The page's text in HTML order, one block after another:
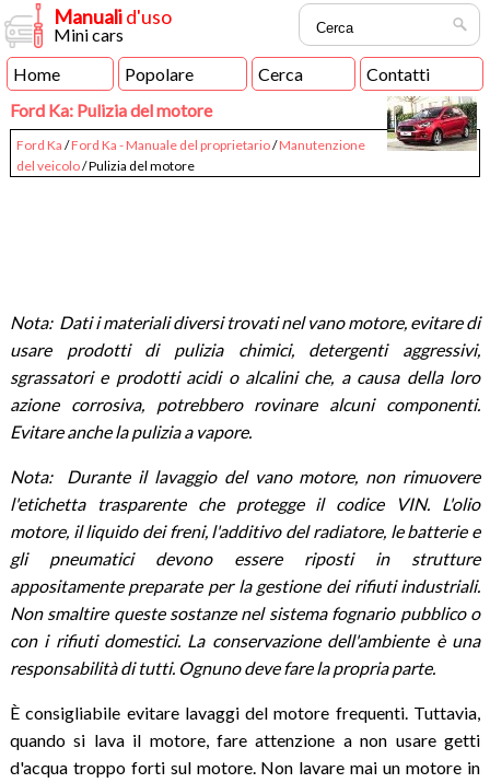
Manualid'uso
Mini cars
Home
Popolare Cerca
Contatti
Ford Ka: Pulizia del motore
Ford Ka /Ford Ka - Manuale del proprietario/Manutenzione
del veicolo/ Pulizia del motore
Nota: Dati i materiali diversi trovati nel vano motore, evitare di
usare prodotti di pulizia chimici, detergenti aggressivi,
sgrassatori e prodotti acidi o alcalini che, a causa della loro
azione corrosiva, potrebbero rovinare alcuni componenti.
Evitare anche la pulizia a vapore.
Nota: Durante il lavaggio del vano motore, non rimuovere
l'etichetta trasparente che protegge il codice VIN. L'olio
motore, il liquido dei freni, l'additivo del radiatore, le batterie e
gli pneumatici devono essere riposti in strutture
appositamente preparate per la gestione dei rifiuti industriali.
Non smaltire queste sostanze nel sistema fognario pubblico o
con i rifiuti domestici. La conservazione dell'ambiente è una
responsabilità di tutti. Ognuno deve fare la propria parte.
È consigliabile evitare lavaggi del motore frequenti. Tuttavia,
quando si lava il motore, fare attenzione a non usare getti
d'acqua troppo forti sul motore. Non lavare mai un motore in